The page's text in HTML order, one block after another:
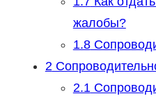
жалобы?
1.8
2
2.1